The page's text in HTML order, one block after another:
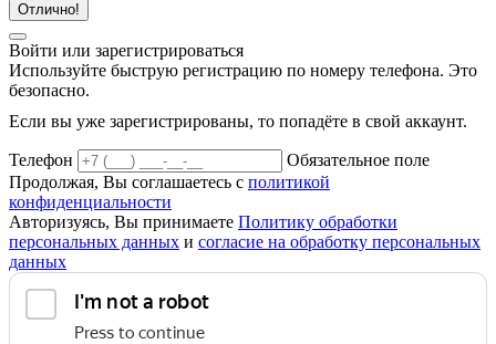
Отлично!
Войти или зарегистрироваться
Используйте быструю регистрацию по номеру телефона. Это
безопасно.
Если вы уже зарегистрированы, то попадёте в свой аккаунт.
Телефон
Обязательное поле
Продолжая, Вы соглашаетесь с политикой
конфиденциальности
Авторизуясь, Вы принимаете Политику обработки
персональных данных и согласие на обработку персональных
данных